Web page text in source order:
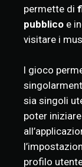
permette di
pubblico e
visitare i
l gioco
sia singoli
poter
profilo